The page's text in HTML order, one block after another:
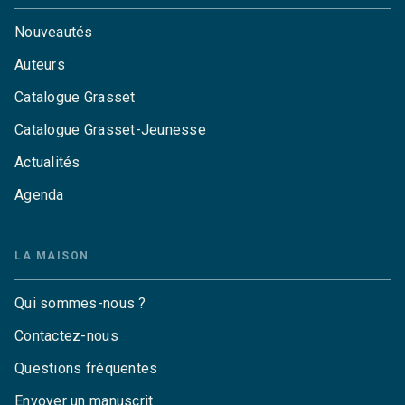
Nouveautés
Auteurs
Catalogue Grasset
Catalogue Grasset-Jeunesse
Actualités
Agenda
LA MAISON
Qui sommes-nous ?
Contactez-nous
Questions fréquentes
Envoyer un manuscrit